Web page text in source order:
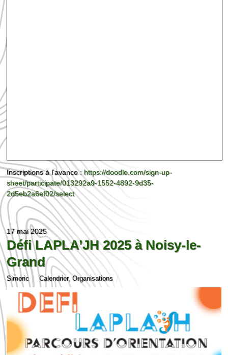
Inscriptions à l’avance : https://doodle.com/sign-up-
sheet/participate/013292a9-1552-4892-9d35-
2d5eb2a6ef02/select
17 mai 2025
Défi LAPLA’JH 2025 à Noisy-le-
Grand
Simeric Calendrier,Organisations